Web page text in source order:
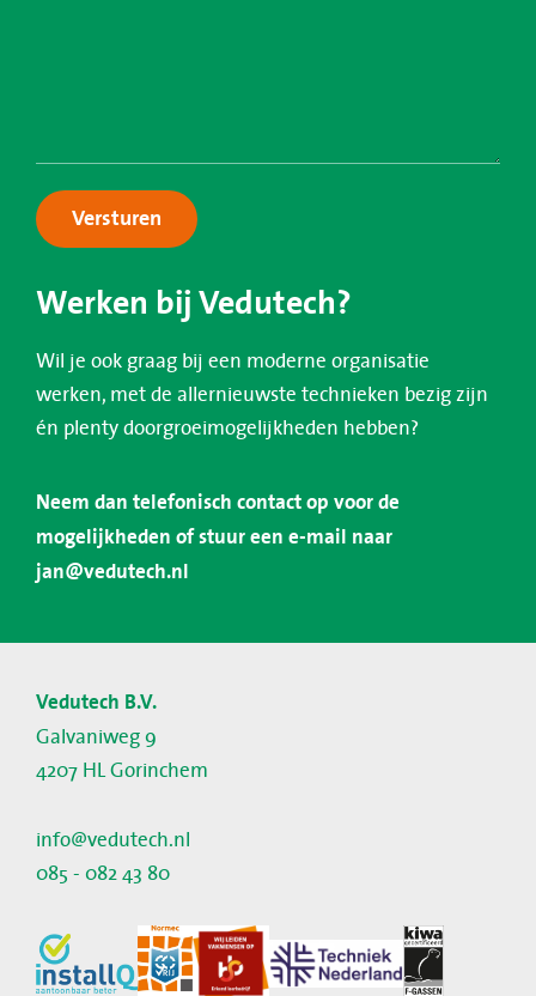
Versturen
Werken bij Vedutech?
Wil je ook graag bij een moderne organisatie
werken, met de allernieuwste technieken bezig zijn
én plenty doorgroeimogelijkheden hebben?
Neem dan telefonisch contact op voor de
mogelijkheden of stuur een e-mail naar
jan@vedutech.nl
Vedutech B.V.
Galvaniweg 9
4207 HL Gorinchem
info@vedutech.nl
085 - 082 43 80